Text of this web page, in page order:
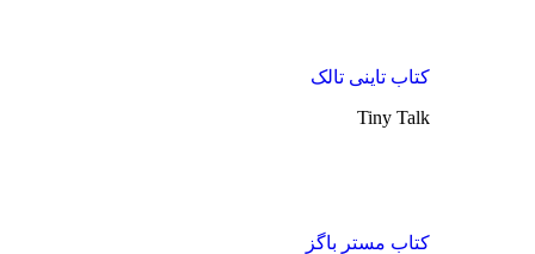
کتاب تاینی تالک
Tiny Talk
کتاب مستر باگز